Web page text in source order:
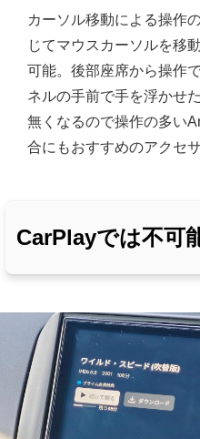
カーソル移動による操作
じてマウスカーソルを移
可能。後部座席から操作
ネルの手前で手を浮かせ
無くなるので操作の多い
合にもおすすめのアクセサ
CarPlayでは不可